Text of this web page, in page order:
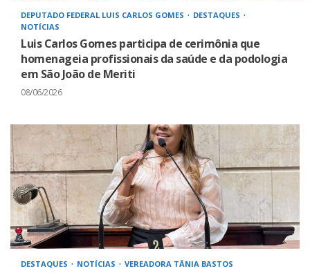
DEPUTADO FEDERAL LUIS CARLOS GOMES
DESTAQUES
NOTÍCIAS
Luis Carlos Gomes participa de cerimônia que
homenageia profissionais da saúde e da podologia
em São João de Meriti
08/06/2026
DESTAQUES NOTÍCIAS VEREADORA TÂNIA BASTOS